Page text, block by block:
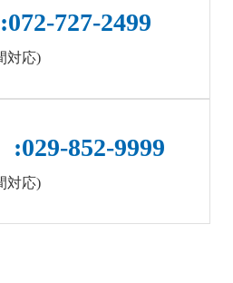
727-2499
対応)
852-9999
対応)